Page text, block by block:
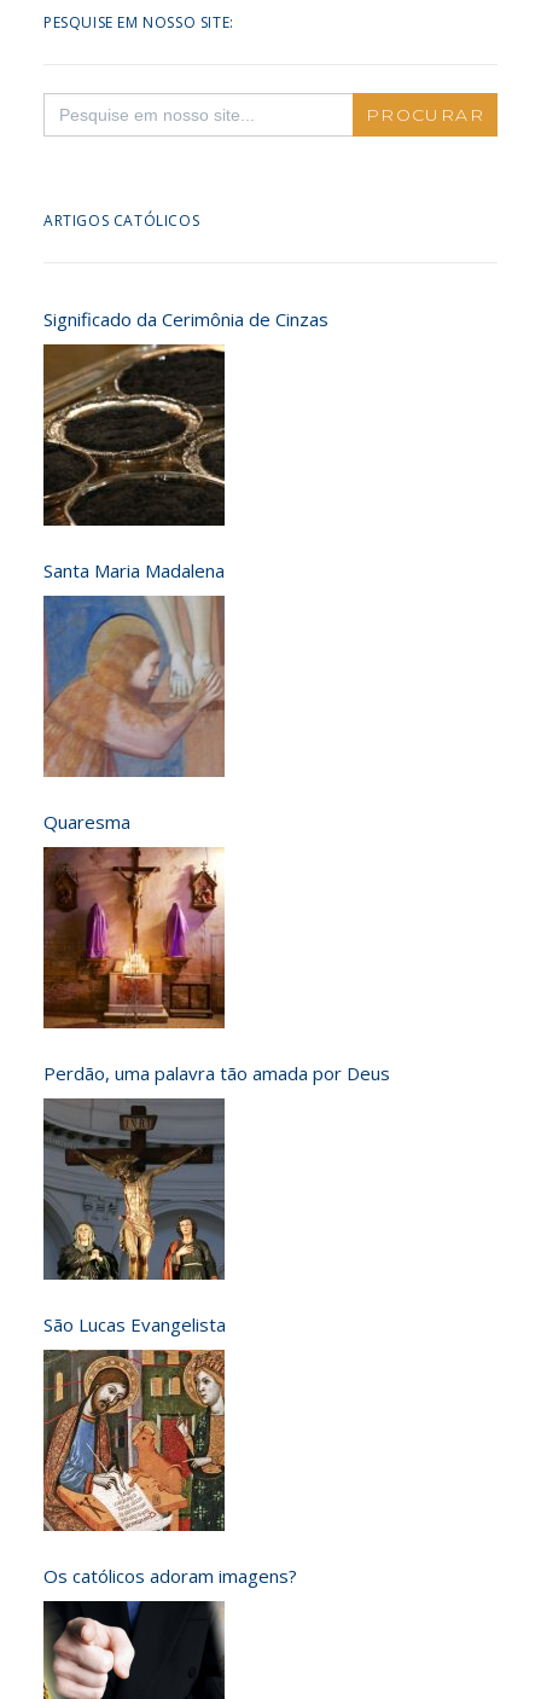
PESQUISE EM NOSSO SITE:
Search
for:
ARTIGOS CATÓLICOS
Significado da Cerimônia de Cinzas
Santa Maria Madalena
Quaresma
Perdão, uma palavra tão amada por Deus
São Lucas Evangelista
Os católicos adoram imagens?